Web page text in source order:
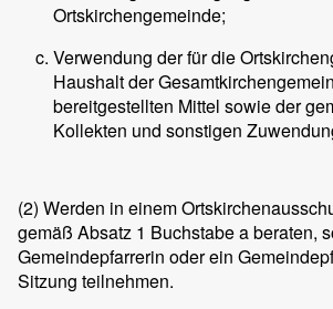
Ortskirchengemeinde;
Verwendung der für die
Haushalt der
bereitgestellten Mittel sowie der
Kollekten und sonstigen
(2) Werden in einem
gemäß Absatz 1 Buchstabe a beraten,
Gemeindepfarrerin oder ein
Sitzung teilnehmen.